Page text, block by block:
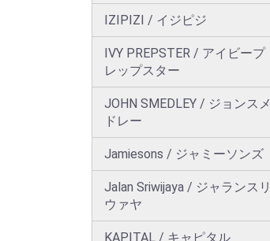
IZIPIZI / イジピジ
IVY PREPSTER / アイビープ
レップスター
JOHN SMEDLEY / ジョンスメ
ドレー
Jamiesons / ジャミーソンズ
Jalan Sriwijaya / ジャランスリ
ウァヤ
KAPITAL / キャピタル